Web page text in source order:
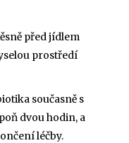
před jídlem
prostředí
současně s
dvou hodin, a
léčby.